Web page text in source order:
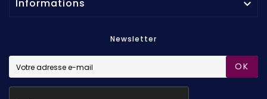
Informations 
Newsletter
OK